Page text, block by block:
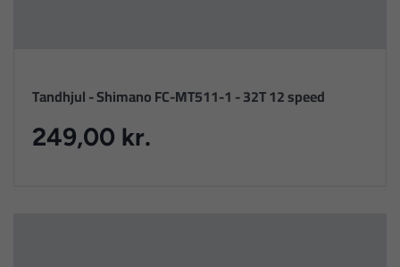
Tandhjul - Shimano FC-MT511-1 - 32T 12 speed
249,00 kr.